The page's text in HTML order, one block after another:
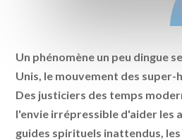
Un phénomène un peu dingue
Unis, le mouvement des super-
Des justiciers des temps
l'envie irrépressible d'aider les
guides spirituels inattendus,